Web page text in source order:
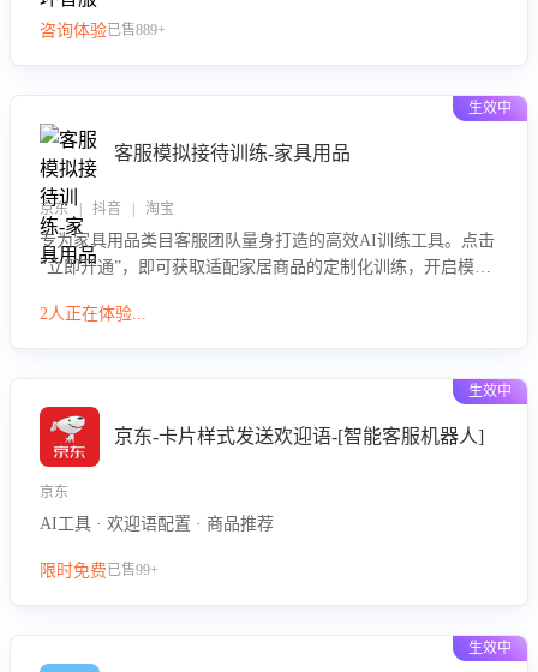
咨询体验已售889+
生效中
客服模拟接待训练-家具用品
京东 | 抖音 | 淘宝
专为家具用品类目客服团队量身打造的高效AI训练工具。点击
“立即开通”，即可获取适配家居商品的定制化训练，开启模拟
参数咨询等高频场景下的专业应对能力。
2人正在体验...
生效中
京东-卡片样式发送欢迎语-[智能客服机器人]
京东
AI工具 · 欢迎语配置 · 商品推荐
限时免费已售99+
生效中